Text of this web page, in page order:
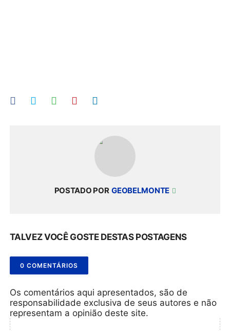
POSTADO POR GEOBELMONTE
TALVEZ VOCÊ GOSTE DESTAS POSTAGENS
0 COMENTÁRIOS
Os comentários aqui apresentados, são de
responsabilidade exclusiva de seus autores e não
representam a opinião deste site.